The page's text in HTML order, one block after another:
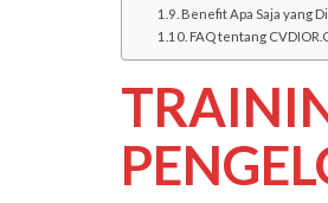
Benefit Apa Saja yang
FAQ tentang